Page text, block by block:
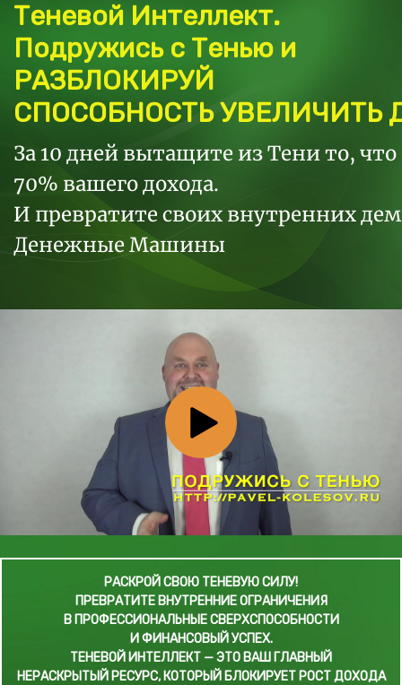
Теневой Интеллект.
Подружись с Тенью и
РАЗБЛОКИРУЙ
СПОСОБНОСТЬ УВЕЛИЧИТЬ
За 10 дней вытащите из Тени то, что
70% вашего дохода.
И превратите своих внутренних
Денежные Машины
РАСКРОЙ СВОЮ ТЕНЕВУЮ СИЛУ!
ПРЕВРАТИТЕ ВНУТРЕННИЕ ОГРАНИЧЕНИЯ
В ПРОФЕССИОНАЛЬНЫЕ СВЕРХСПОСОБНОСТИ
И ФИНАНСОВЫЙ УСПЕХ.
ТЕНЕВОЙ ИНТЕЛЛЕКТ — ЭТО ВАШ ГЛАВНЫЙ
НЕРАСКРЫТЫЙ РЕСУРС, КОТОРЫЙ БЛОКИРУЕТ РОСТ ДОХОДА